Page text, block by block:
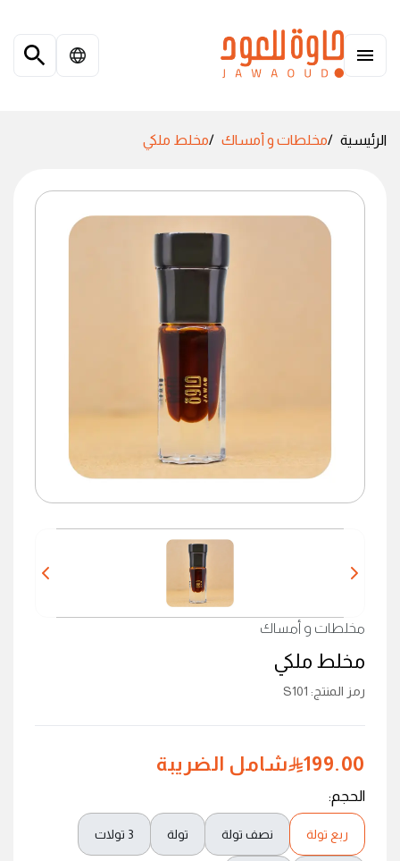
الرئيسية مخلطات و أمساك مخلط ملكي
مخلطات و أمساك
مخلط ملكي
رمز المنتج:
S101
199.00 شامل الضريبة
الحجم:
ربع تولة نصف تولة تولة 3 تولات